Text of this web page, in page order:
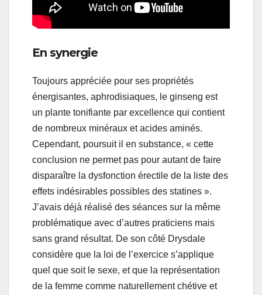
En synergie
Toujours appréciée pour ses propriétés
énergisantes, aphrodisiaques, le ginseng est
un plante tonifiante par excellence qui contient
de nombreux minéraux et acides aminés.
Cependant, poursuit il en substance, « cette
conclusion ne permet pas pour autant de faire
disparaître la dysfonction érectile de la liste des
effets indésirables possibles des statines ».
J’avais déjà réalisé des séances sur la même
problématique avec d’autres praticiens mais
sans grand résultat. De son côté Drysdale
considère que la loi de l’exercice s’applique
quel que soit le sexe, et que la représentation
de la femme comme naturellement chétive et